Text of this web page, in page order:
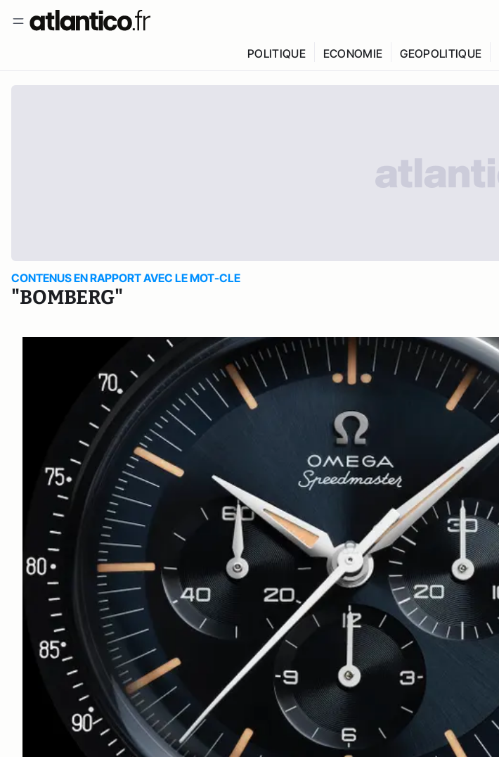
POLITIQUE ECONOMIE GEOPOLITIQUE
CONTENUS EN RAPPORT AVEC LE MOT-CLE
"BOMBERG"